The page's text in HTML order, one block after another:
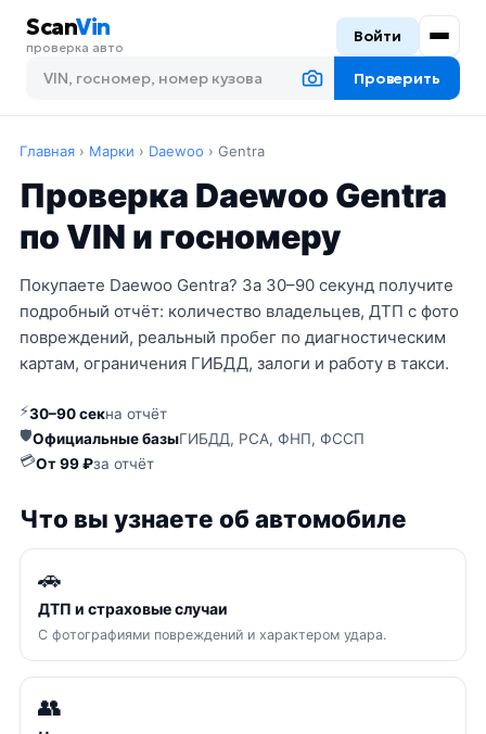
ScanVin
проверка авто
Проверить
Войти
Главная › Марки › Daewoo › Gentra
Проверка Daewoo Gentra
по VIN и госномеру
Покупаете Daewoo Gentra? За 30–90 секунд получите
подробный отчёт: количество владельцев, ДТП с фото
повреждений, реальный пробег по диагностическим
картам, ограничения ГИБДД, залоги и работу в такси.
⚡30–90 секна отчёт
🛡Официальные базыГИБДД, РСА, ФНП, ФССП
💳От 99 ₽за отчёт
Что вы узнаете об автомобиле
🚗
ДТП и страховые случаи
С фотографиями повреждений и характером удара.
👥